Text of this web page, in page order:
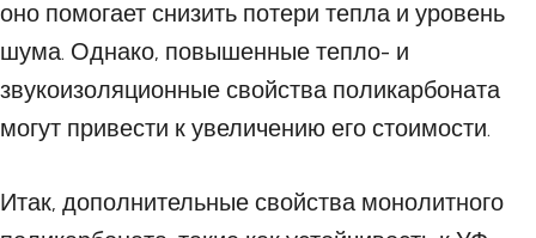
оно помогает снизить потери тепла и уровень
шума. Однако, повышенные тепло- и
звукоизоляционные свойства поликарбоната
могут привести к увеличению его стоимости.
Итак, дополнительные свойства монолитного